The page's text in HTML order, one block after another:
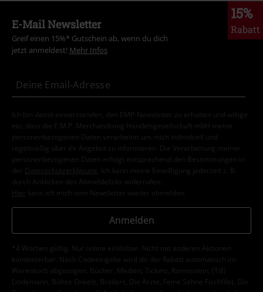
15%
Rabatt
E-Mail Newsletter
Greif einen 15%* Gutschein ab, wenn du dich
jetzt anmeldest! Mehr Infos
Ich bin damit einverstanden, den EMP-Newsletter zu erhalten und willige
ein, dass die E.M.P. Merchandising Handelsgesellschaft mbH meine
personenbezogenen Daten verarbeitet um mich individuell und
regelmäßig über ihr Angebot zu informieren. Die Verarbeitung meiner
personenbezogenen Daten erfolgt entsprechend den Bestimmungen in
der
Datenschutzerklärung
. Ich kann meine Einwilligung jederzeit z. B.
durch Anklicken des Abmeldelinks widerrufen.
Hier kann ich mich vom Newsletter wieder abmelden.
Anmelden
*4 Wochen gültig. Nur online einlösbar. Nicht mit anderen Aktionen
kombinierbar. Nach Codeeingabe wird dir der Rabatt automatisch im
Warenkorb abgezogen. Bücher, Medien, Tickets, Rammstein, (Till)
Lindemann, Böhse Onkelz, Broilers, Die Ärzte, Feine Sahne Fischfilet, Die